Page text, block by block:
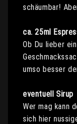
schäumbar!
ca. 25ml
Ob Du lieber
umso besser
eventuell Sirup
Wer mag kann
sich hier